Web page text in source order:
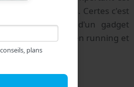
plans
et à ses besoins. Certes c'est
utile, bien loin d'un gadget
pour débuter en running et